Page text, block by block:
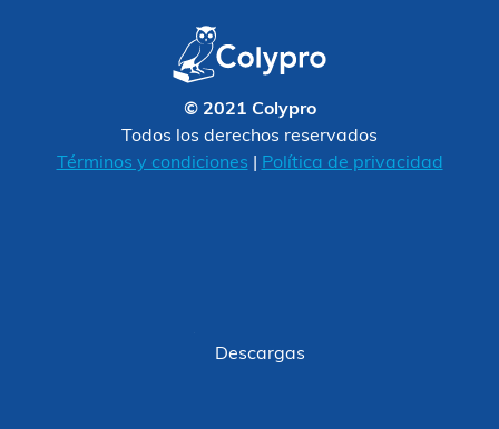
© 2021 Colypro
Todos los derechos reservados
Términos y condiciones
Política de privacidad
Descargas